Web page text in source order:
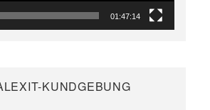
01:47:14
KUNDGEBUNG